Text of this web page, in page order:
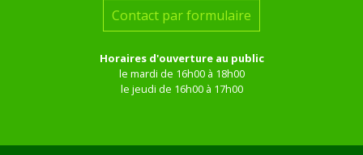
Contact par formulaire
Horaires d'ouverture au public
le mardi de 16h00 à 18h00
le jeudi de 16h00 à 17h00